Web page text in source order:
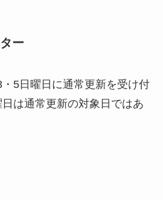
ー
5日曜日に通常更新を受け付
は通常更新の対象日ではあ